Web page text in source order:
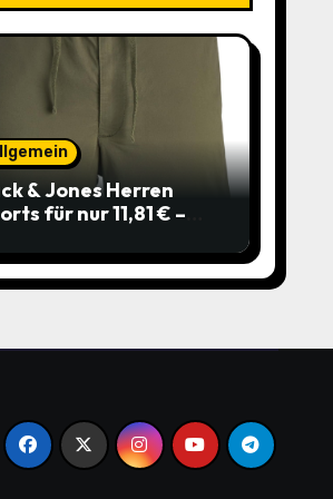
& Jones Herren
für nur 11,81 € –